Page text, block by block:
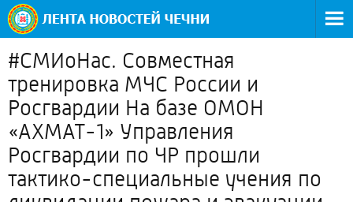
#СМИоНас. Совместная
тренировка МЧС России и
Росгвардии На базе ОМОН
«АХМАТ-1» Управления
Росгвардии по ЧР прошли
тактико-специальные учения по